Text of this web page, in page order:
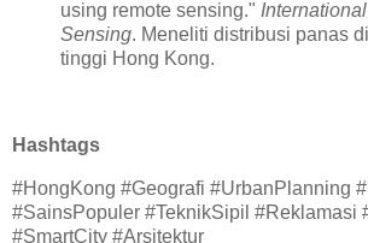
using remote sensing."
Sensing. Meneliti distribusi panas
tinggi Hong Kong.
Hashtags
#HongKong #Geografi #UrbanPlanning
#SainsPopuler #TeknikSipil #Reklamasi
#SmartCity #Arsitektur